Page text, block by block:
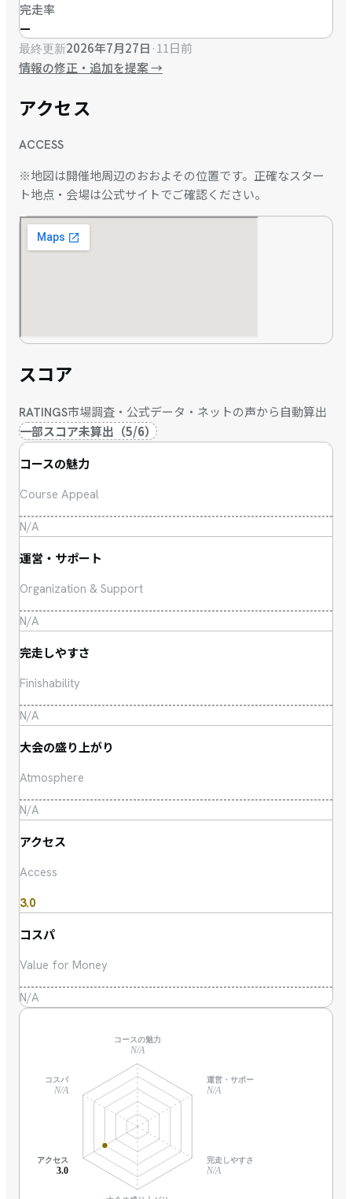
完走率
—
最終更新2026年7月27日 ·11日前
情報の修正・追加を提案→
アクセス
ACCESS
※地図は開催地周辺のおおよその位置です。正確なスター
ト地点・会場は公式サイトでご確認ください。
スコア
RATINGS市場調査・公式データ・ネットの声から自動算出
一部スコア未算出 （5/6）
コースの魅力
Course Appeal
N/A
運営・サポート
Organization & Support
N/A
完走しやすさ
Finishability
N/A
大会の盛り上がり
Atmosphere
N/A
アクセス
Access
3.0
コスパ
Value for Money
N/A
コースの魅力
N/A
運営・サポート
N/A
完走しやすさ
N/A
アクセス
3.0
コスパ
N/A